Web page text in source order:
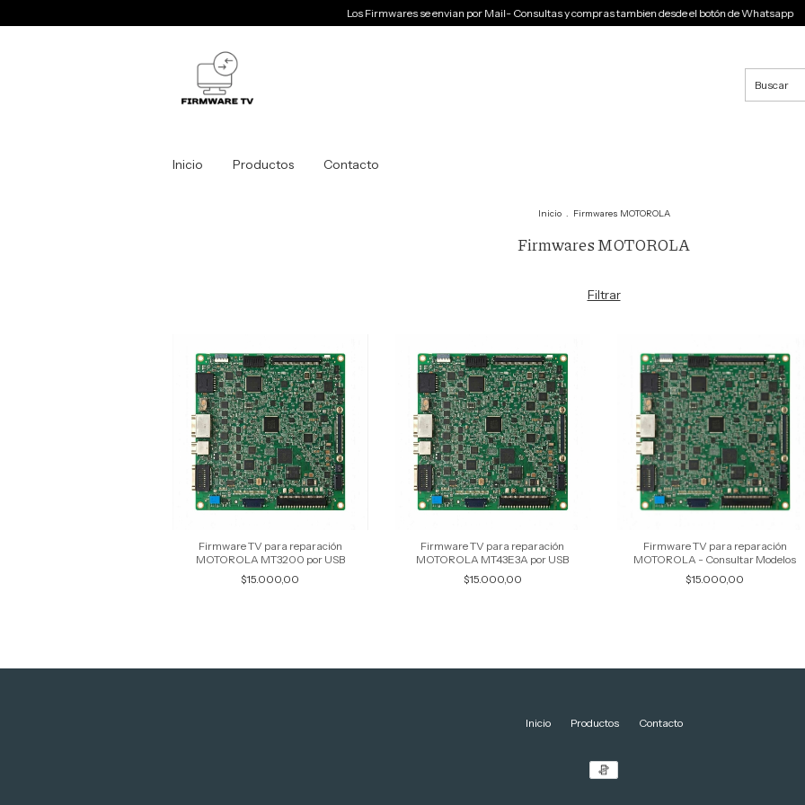
Los Firmwares se envian por Mail- Consultas y compras tambien desde el botón de Whatsapp
Inicio Productos Contacto
Inicio . Firmwares MOTOROLA
Firmwares MOTOROLA
Filtrar
Firmware TV para reparación
MOTOROLA MT3200 por USB
$15.000,00
Firmware TV para reparación
MOTOROLA MT43E3A por USB
$15.000,00
Firmware TV para reparación
MOTOROLA - Consultar Modelos
$15.000,00
Inicio Productos Contacto